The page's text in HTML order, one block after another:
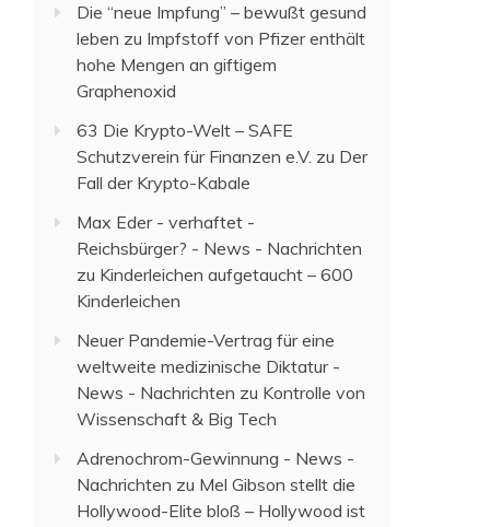
Die “neue Impfung” – bewußt gesund
leben zu Impfstoff von Pfizer enthält
hohe Mengen an giftigem
Graphenoxid
63 Die Krypto-Welt – SAFE
Schutzverein für Finanzen e.V. zu Der
Fall der Krypto-Kabale
Max Eder - verhaftet -
Reichsbürger? - News - Nachrichten
zu Kinderleichen aufgetaucht – 600
Kinderleichen
Neuer Pandemie-Vertrag für eine
weltweite medizinische Diktatur -
News - Nachrichten zu Kontrolle von
Wissenschaft & Big Tech
Adrenochrom-Gewinnung - News -
Nachrichten zu Mel Gibson stellt die
Hollywood-Elite bloß – Hollywood ist